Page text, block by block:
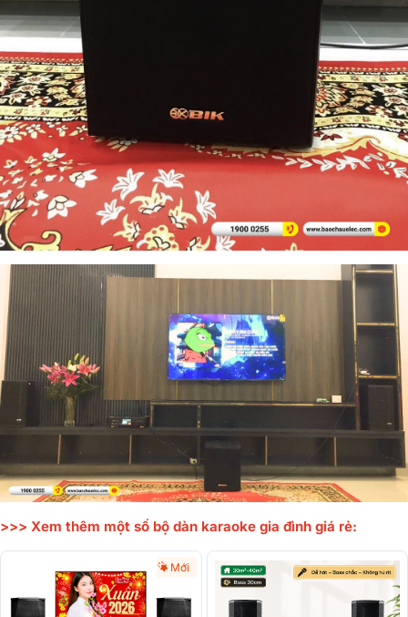
>>> Xem thêm một số bộ dàn karaoke gia đình giá rẻ:
Mới